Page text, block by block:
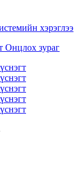
хэрэглээ